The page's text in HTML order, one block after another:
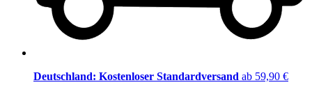
Deutschland: Kostenloser Standardversand ab 59,90 €